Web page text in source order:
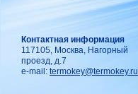
Контактная информация
117105, Москва, Нагорный
проезд, д.7
e-mail: termokey@termokey.ru